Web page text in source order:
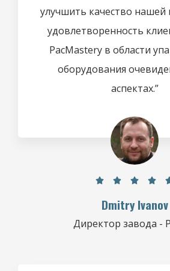
улучшить качество нашей
удовлетворенность
PacMastery в области
оборудования
аспектах.”
   
Dmitry Ivanov
Директор завода -